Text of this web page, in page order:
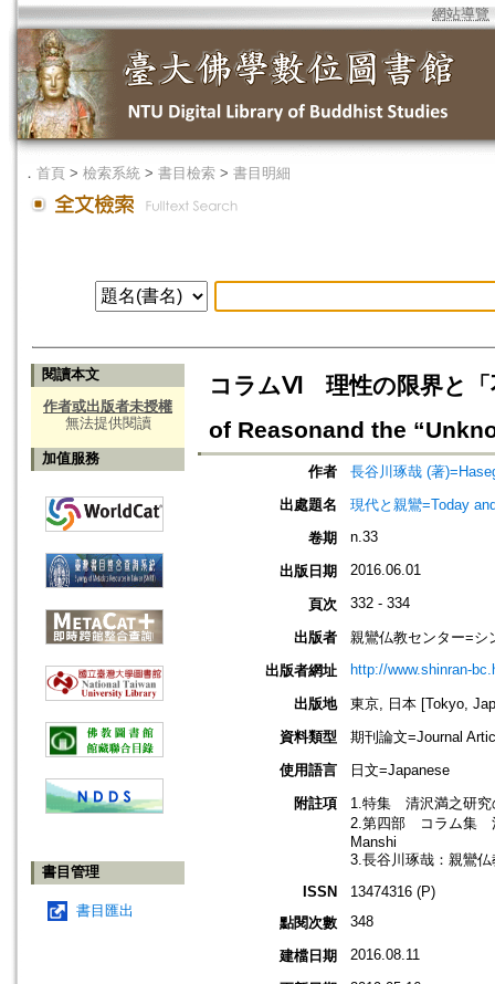
網站導覽
． 首頁 > 檢索系統 > 書目檢索 > 書目明細
閱讀本文
作者或出版者未授權
無法提供閱讀
加值服務
書目管理
書目匯出
コラムⅥ 理性の限界と「
of Reasonand the
作者
長谷川琢哉 (著
出處題名
現代と親鸞=Today
卷期
n.33
出版日期 2016.06.01
頁次 332 - 334
出版者
親鸞仏教センター=シ
出版者網址
http://www.shinran-
出版地
東京, 日本 [Tokyo,
資料類型
期刊論文=Journal
使用語言
日文=Japanese
附註項
1.特集 清沢満之研究
2.第四部 コラム集
Manshi
3.長谷川琢哉：親鸞
ISSN
13474316 (P)
點閱次數
348
建檔日期 2016.08.11